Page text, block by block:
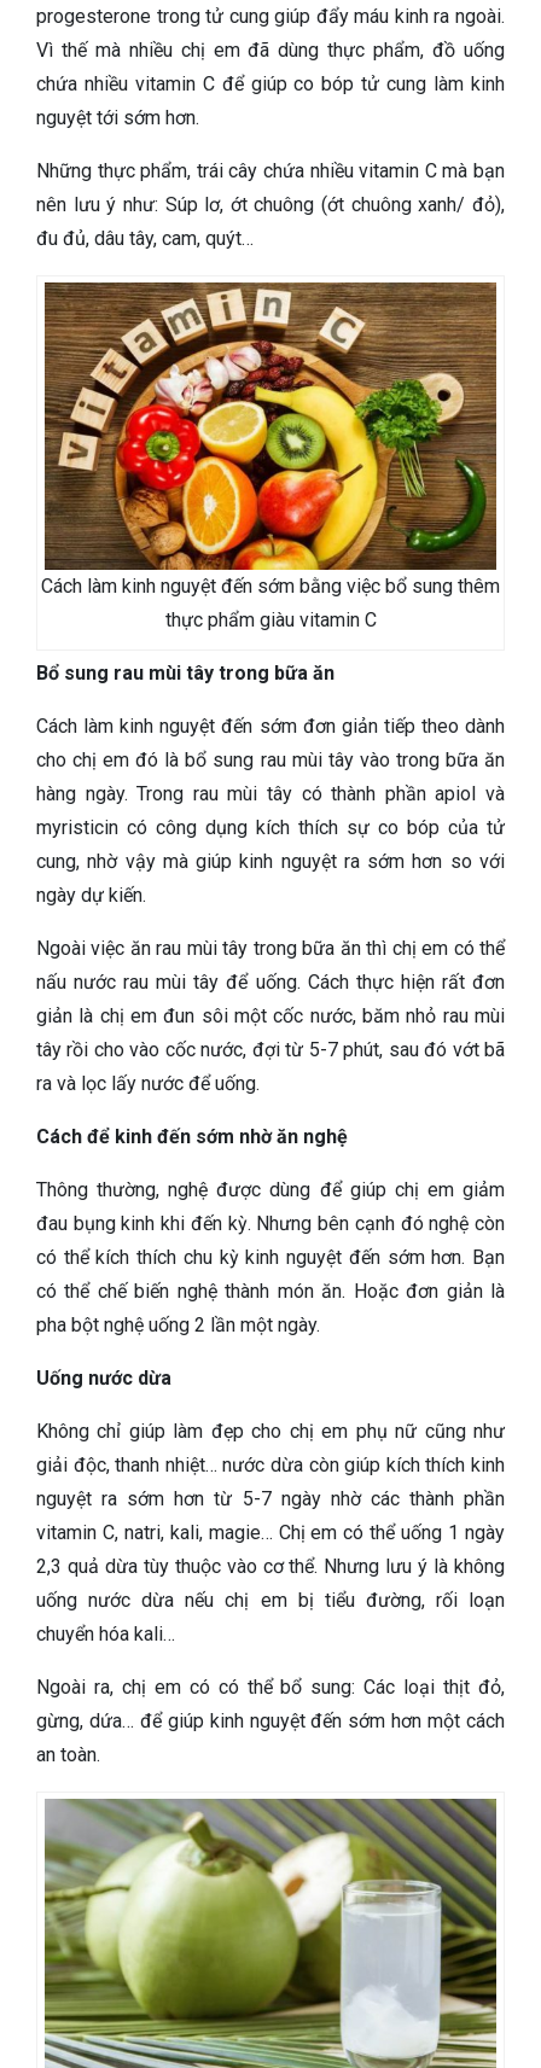
progesterone trong tử cung giúp đẩy máu kinh ra ngoài.
Vì thế mà nhiều chị em đã dùng thực phẩm, đồ uống
chứa nhiều vitamin C để giúp co bóp tử cung làm kinh
nguyệt tới sớm hơn.
Những thực phẩm, trái cây chứa nhiều vitamin C mà bạn
nên lưu ý như: Súp lơ, ớt chuông (ớt chuông xanh/ đỏ),
đu đủ, dâu tây, cam, quýt…
Cách làm kinh nguyệt đến sớm bằng việc bổ sung thêm
thực phẩm giàu vitamin C
Bổ sung rau mùi tây trong bữa ăn
Cách làm kinh nguyệt đến sớm đơn giản tiếp theo dành
cho chị em đó là bổ sung rau mùi tây vào trong bữa ăn
hàng ngày. Trong rau mùi tây có thành phần apiol và
myristicin có công dụng kích thích sự co bóp của tử
cung, nhờ vậy mà giúp kinh nguyệt ra sớm hơn so với
ngày dự kiến.
Ngoài việc ăn rau mùi tây trong bữa ăn thì chị em có thể
nấu nước rau mùi tây để uống. Cách thực hiện rất đơn
giản là chị em đun sôi một cốc nước, băm nhỏ rau mùi
tây rồi cho vào cốc nước, đợi từ 5-7 phút, sau đó vớt bã
ra và lọc lấy nước để uống.
Cách để kinh đến sớm nhờ ăn nghệ
Thông thường, nghệ được dùng để giúp chị em giảm
đau bụng kinh khi đến kỳ. Nhưng bên cạnh đó nghệ còn
có thể kích thích chu kỳ kinh nguyệt đến sớm hơn. Bạn
có thể chế biến nghệ thành món ăn. Hoặc đơn giản là
pha bột nghệ uống 2 lần một ngày.
Uống nước dừa
Không chỉ giúp làm đẹp cho chị em phụ nữ cũng như
giải độc, thanh nhiệt… nước dừa còn giúp kích thích kinh
nguyệt ra sớm hơn từ 5-7 ngày nhờ các thành phần
vitamin C, natri, kali, magie… Chị em có thể uống 1 ngày
2,3 quả dừa tùy thuộc vào cơ thể. Nhưng lưu ý là không
uống nước dừa nếu chị em bị tiểu đường, rối loạn
chuyển hóa kali…
Ngoài ra, chị em có có thể bổ sung: Các loại thịt đỏ,
gừng, dứa… để giúp kinh nguyệt đến sớm hơn một cách
an toàn.